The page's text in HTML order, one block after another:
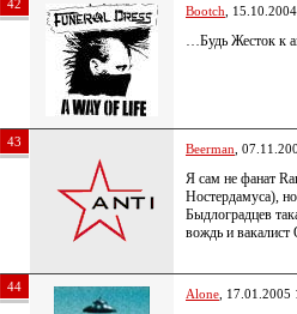
42 Bootch ,
…Будь Жесток к
43 Beerman ,
Я сам не фанат
Ностердамуса),
Быдлоградцев
вождь и
44 Alone , 17.01.2005